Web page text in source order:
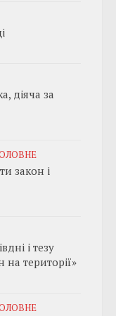
діяча за
закон і
і тезу
території»